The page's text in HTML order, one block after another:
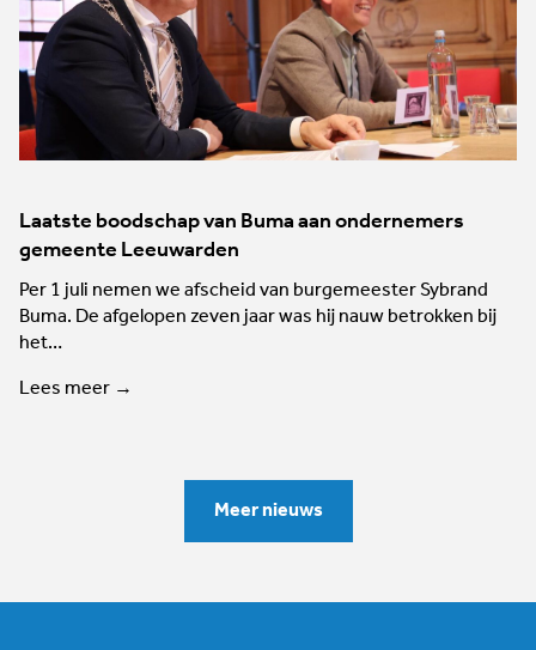
Laatste boodschap van Buma aan ondernemers
gemeente Leeuwarden
Per 1 juli nemen we afscheid van burgemeester Sybrand
Buma. De afgelopen zeven jaar was hij nauw betrokken bij
het…
Lees meer →
Meer nieuws